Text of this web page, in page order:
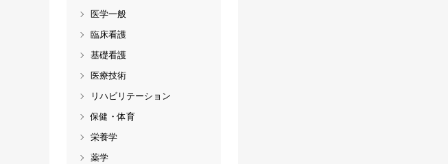
医学一般
臨床看護
基礎看護
医療技術
リハビリテーション
保健・体育
栄養学
薬学